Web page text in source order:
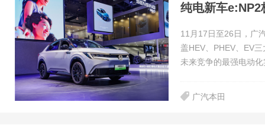
11月17日至26日，广
盖HEV、PHEV、EV
未来竞争的最强电动
广汽本田